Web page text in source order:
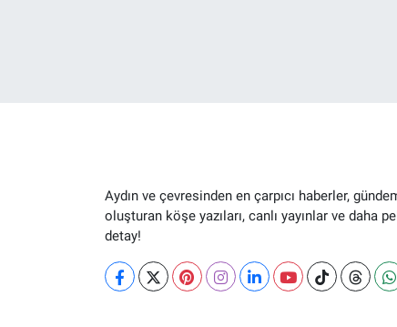
Aydın ve çevresinden en çarpıcı haberler,
oluşturan köşe yazıları, canlı yayınlar ve daha
detay!